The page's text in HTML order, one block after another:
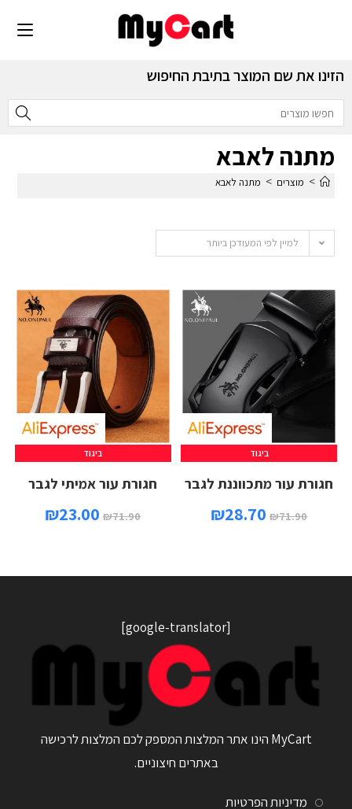
הזינו את שם המוצר בתיבת החיפוש
מתנה לאבא
> מוצרים > מתנה לאבא
למיין לפי המעודכן ביותר
ביגוד
חגורת עור מתכווננת לגבר
₪71.90
₪28.70
ביגוד
חגורת עור אמיתי לגבר
₪71.90
₪23.00
[google-translator]
MyCart הינו אתר המלצות המספק לכם המלצות לרכישה
באתרים חיצוניים.
מדיניות הפרטיות